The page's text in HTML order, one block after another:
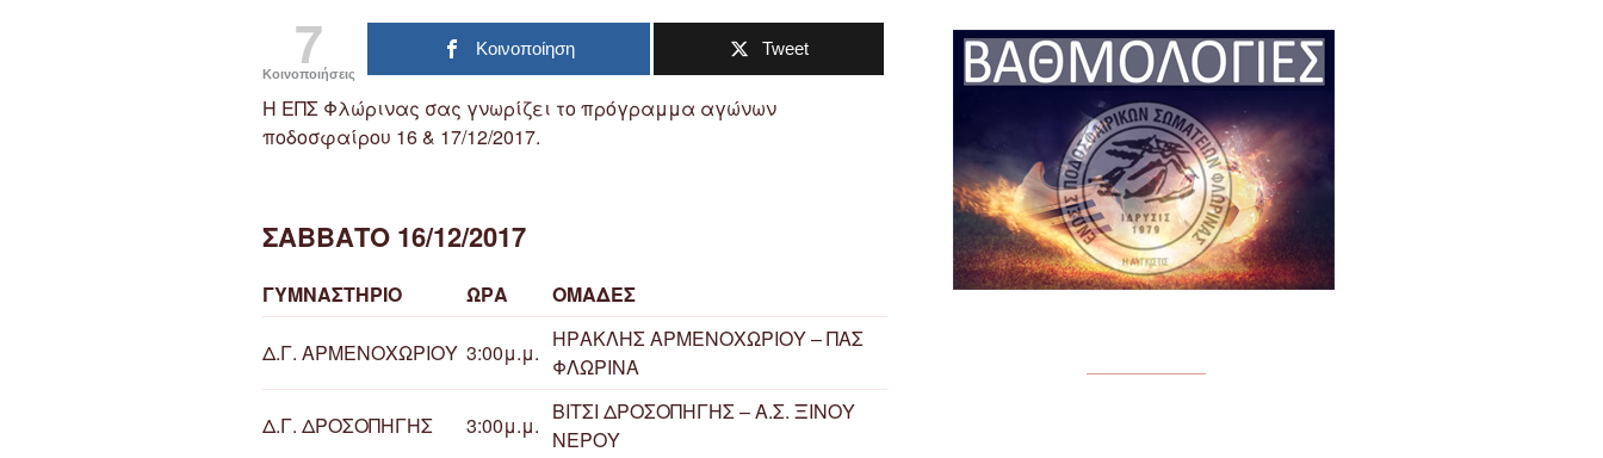
7
Κοινοποιήσεις
Κοινοποίηση Tweet
Η ΕΠΣ Φλώρινας σας γνωρίζει το πρόγραμμα αγώνων
ποδοσφαίρου 16 & 17/12/2017.
ΣΑΒΒΑΤΟ 16/12/2017
ΓΥΜΝΑΣΤΗΡΙΟ ΩΡΑ ΟΜΑΔΕΣ
Δ.Γ. ΑΡΜΕΝΟΧΩΡΙΟΥ 3:00μ.μ.
ΗΡΑΚΛΗΣ ΑΡΜΕΝΟΧΩΡΙΟΥ – ΠΑΣ
ΦΛΩΡΙΝΑ
Δ.Γ. ΔΡΟΣΟΠΗΓΗΣ 3:00μ.μ.
ΒΙΤΣΙ ΔΡΟΣΟΠΗΓΗΣ – Α.Σ. ΞΙΝΟΥ
ΝΕΡΟΥ